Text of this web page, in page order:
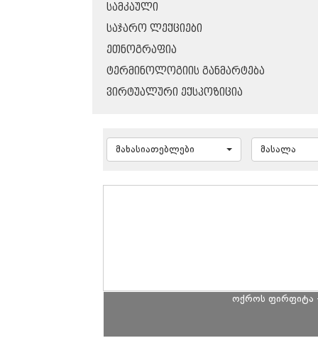
ᲡᲐᲛᲙᲐᲣᲚᲘ
ᲡᲐᲯᲐᲠᲝ ᲚᲔᲥᲪᲘᲔᲑᲘ
ᲔᲗᲜᲝᲒᲠᲐᲤᲘᲐ
ᲢᲔᲠᲛᲘᲜᲝᲚᲝᲒᲘᲘᲡ ᲒᲐᲜᲛᲐᲠᲢᲔᲑᲐ
ᲕᲘᲠᲢᲣᲐᲚᲣᲠᲘ ᲔᲥᲡᲞᲝᲖᲘᲪᲘᲐ
მახასიათებლები მასალა
ოქროს ფირფიტა